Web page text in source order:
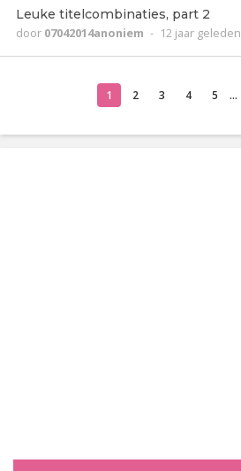
Leuke titelcombinaties, part 2
door 07042014anoniem - 12 jaar geleden
1 2 3 4 5 ...